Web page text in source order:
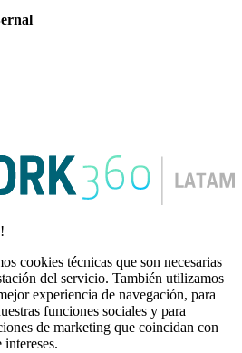
cookies técnicas que son necesarias
del servicio. También utilizamos
experiencia de navegación, para
funciones sociales y para
de marketing que coincidan con